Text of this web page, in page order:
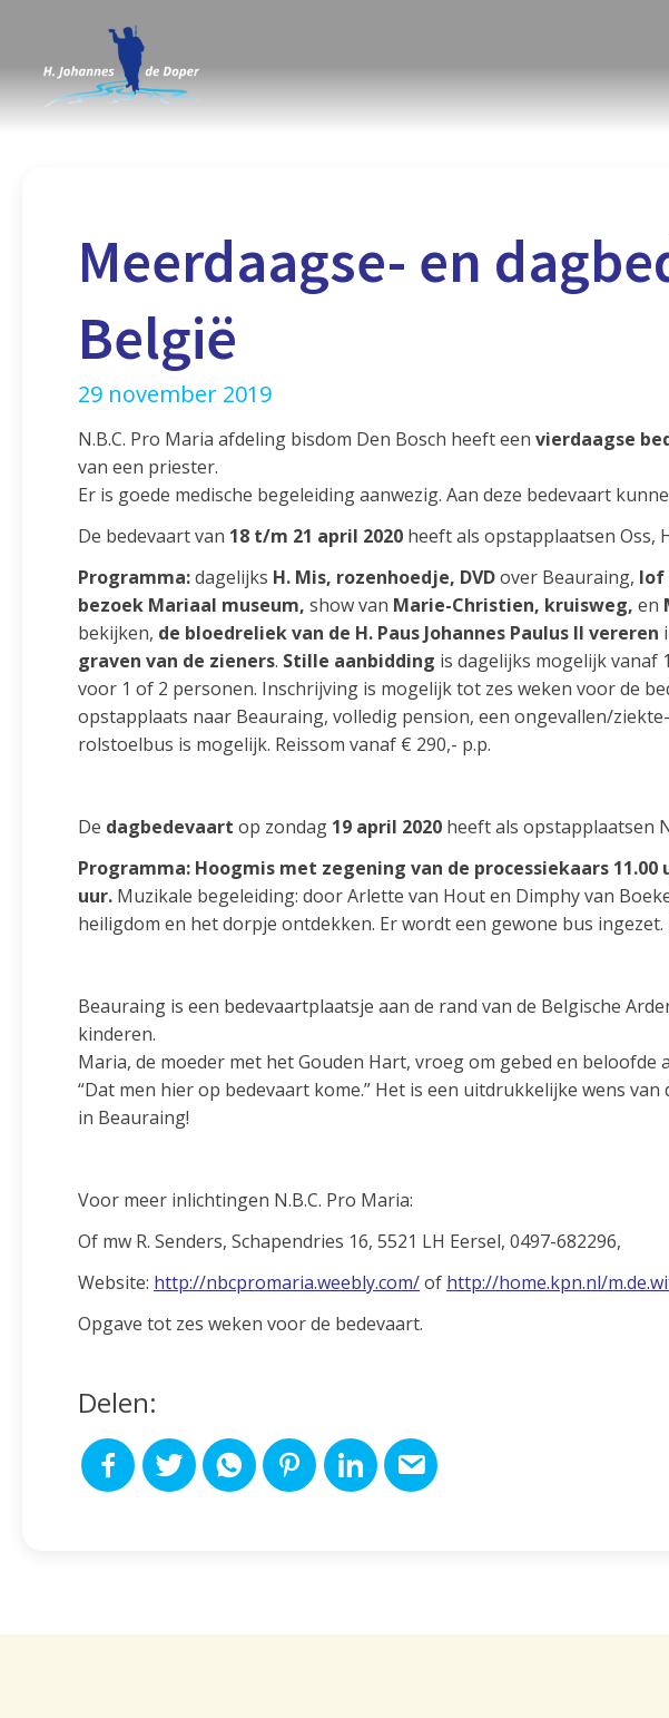
Meerdaagse- en
België
29 november 2019
N.B.C. Pro Maria afdeling bisdom Den Bosch heeft een vierdaagse
van een priester.
Er is goede medische begeleiding aanwezig. Aan deze bedevaart
De bedevaart van 18 t/m 21 april 2020 heeft als opstapplaatsen Oss,
Programma:dagelijks H. Mis, rozenhoedje, DVDover Beauraing, lof
bezoek Mariaal museum, show van Marie-Christien, kruisweg, en
bekijken, de bloedreliek van de H. Paus Johannes Paulus II vereren
graven van de zieners. Stille aanbidding is dagelijks mogelijk vanaf
voor 1 of 2 personen. Inschrijving is mogelijk tot zes weken voor de
opstapplaats naar Beauraing, volledig pension, een ongevallen/
rolstoelbus is mogelijk. Reissom vanaf € 290,- p.p.
De dagbedevaart op zondag 19 april 2020 heeft als opstapplaatsen
Programma: Hoogmis met zegening van de processiekaars 11.00
uur. Muzikale begeleiding: door Arlette van Hout en Dimphy van
heiligdom en het dorpje ontdekken. Er wordt een gewone bus ingezet.
Beauraing is een bedevaartplaatsje aan de rand van de Belgische
kinderen.
Maria, de moeder met het Gouden Hart, vroeg om gebed en
“Dat men hier op bedevaart kome.” Het is een uitdrukkelijke wens
in Beauraing!
Voor meer inlichtingen N.B.C. Pro Maria:
Of mw R. Senders, Schapendries 16, 5521 LH Eersel, 0497-682296,
Website: http://nbcpromaria.weebly.com/of http://home.kpn.nl/
Opgave tot zes weken voor de bedevaart.
Delen: